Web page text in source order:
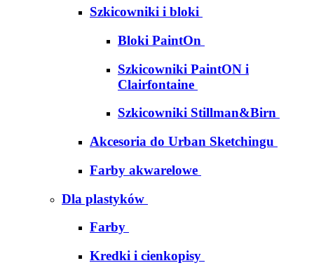
Szkicowniki i bloki
Bloki PaintOn
Szkicowniki PaintON i
Clairfontaine
Szkicowniki Stillman&Birn
Akcesoria do Urban Sketchingu
Farby akwarelowe
Dla plastyków
Farby
Kredki i cienkopisy